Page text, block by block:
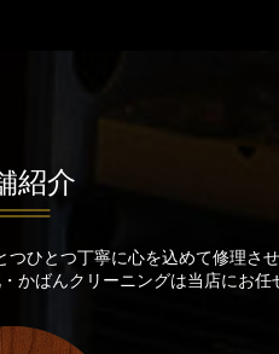
紹介
ひとつ丁寧に心を込めて修理させ
かばんクリーニングは当店にお任